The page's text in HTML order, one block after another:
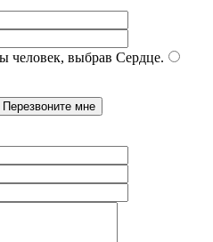
человек, выбрав Сердце.